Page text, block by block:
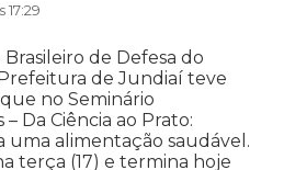
de Defesa do
de Jundiaí teve
no Seminário
Da Ciência ao Prato:
uma alimentação saudável.
terça (17) e termina hoje